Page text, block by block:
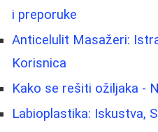
i preporuke
Anticelulit Masažeri:
Korisnica
Kako se rešiti ožiljaka -
Labioplastika: Iskustva,